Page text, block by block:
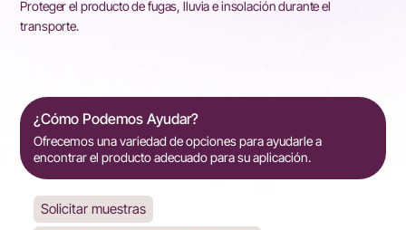
Proteger el producto de fugas, lluvia e insolación durante el
transporte.
¿Cómo Podemos Ayudar?
Ofrecemos una variedad de opciones para ayudarle a
encontrar el producto adecuado para su aplicación.
Solicitar muestras